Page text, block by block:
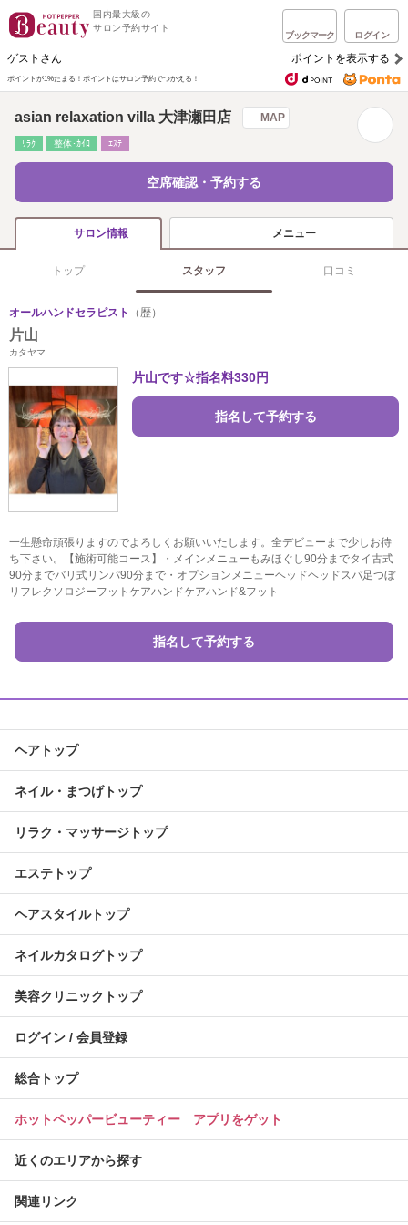
国内最大級の
サロン予約サイト
ブックマーク ログイン
ゲストさん ポイントを表示する
ポイントが1%たまる！ ポイントはサロン予約でつかえる！
asian relaxation villa 大津瀬田店 MAP
ﾘﾗｸ 整体･ｶｲﾛ ｴｽﾃ
空席確認・予約する
サロン情報 メニュー
トップ スタッフ 口コミ
オールハンドセラピスト （歴）
片山
カタヤマ
片山です☆指名料330円
指名して予約する
一生懸命頑張りますのでよろしくお願いいたします。全デビューまで少しお待
ち下さい。【施術可能コース】・メインメニューもみほぐし90分までタイ古式
90分までバリ式リンパ90分まで・オプションメニューヘッドヘッドスパ足つぼ
リフレクソロジーフットケアハンドケアハンド&フット
指名して予約する
ヘアトップ
ネイル・まつげトップ
リラク・マッサージトップ
エステトップ
ヘアスタイルトップ
ネイルカタログトップ
美容クリニックトップ
ログイン / 会員登録
総合トップ
ホットペッパービューティー アプリをゲット
近くのエリアから探す
関連リンク